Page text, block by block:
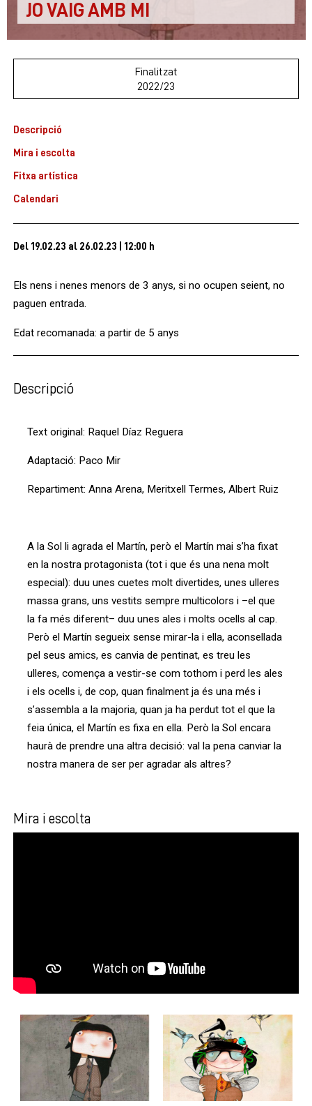
JO VAIG AMB MI
Finalitzat
2022/23
Descripció
Mira i escolta
Fitxa artística
Calendari
Del 19.02.23 al 26.02.23 12:00 h
Els nens i nenes menors de 3 anys, si no ocupen seient, no
paguen entrada.
Edat recomanada: a partir de 5 anys
Descripció
Text original: Raquel Díaz Reguera
Adaptació: Paco Mir
Repartiment: Anna Arena, Meritxell Termes, Albert Ruiz
A la Sol li agrada el Martín, però el Martín mai s’ha fixat
en la nostra protagonista (tot i que és una nena molt
especial): duu unes cuetes molt divertides, unes ulleres
massa grans, uns vestits sempre multicolors i –el que
la fa més diferent– duu unes ales i molts ocells al cap.
Però el Martín segueix sense mirar-la i ella, aconsellada
pel seus amics, es canvia de pentinat, es treu les
ulleres, comença a vestir-se com tothom i perd les ales
i els ocells i, de cop, quan finalment ja és una més i
s’assembla a la majoria, quan ja ha perdut tot el que la
feia única, el Martín es fixa en ella. Però la Sol encara
haurà de prendre una altra decisió: val la pena canviar la
nostra manera de ser per agradar als altres?
Mira i escolta